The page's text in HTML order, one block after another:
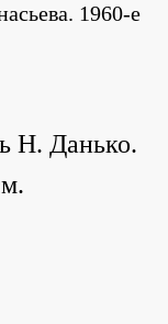
1960-е
Н. Данько.